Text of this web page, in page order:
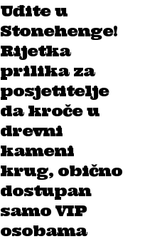
Uđite u
Stonehenge!
Rijetka
prilika za
posjetitelje
da kroče u
drevni
kameni
krug, obično
dostupan
samo VIP
osobama